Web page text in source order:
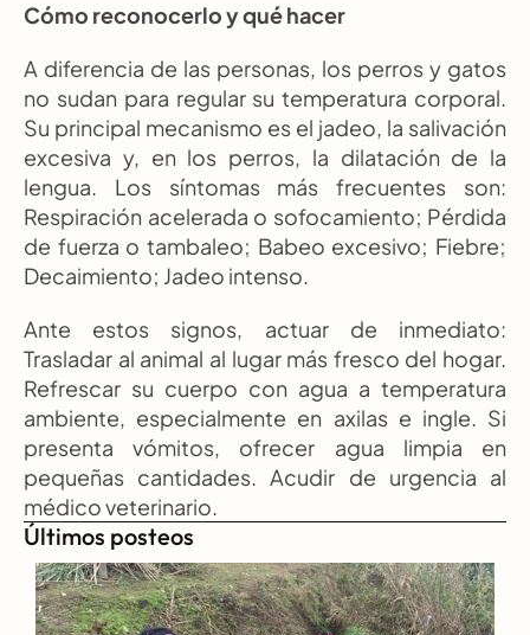
Cómo reconocerlo y qué hacer
A diferencia de las personas, los perros y gatos
no sudan para regular su temperatura corporal.
Su principal mecanismo es el jadeo, la salivación
excesiva y, en los perros, la dilatación de la
lengua. Los síntomas más frecuentes son:
Respiración acelerada o sofocamiento; Pérdida
de fuerza o tambaleo; Babeo excesivo; Fiebre;
Decaimiento; Jadeo intenso.
Ante estos signos, actuar de inmediato:
Trasladar al animal al lugar más fresco del hogar.
Refrescar su cuerpo con agua a temperatura
ambiente, especialmente en axilas e ingle. Si
presenta vómitos, ofrecer agua limpia en
pequeñas cantidades. Acudir de urgencia al
médico veterinario.
Últimos posteos